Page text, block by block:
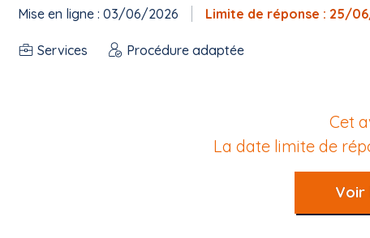
Mise en ligne : 03/06/2026 Limite de réponse : 25/
Services Procédure adaptée
Cet
La date limite de
Voir